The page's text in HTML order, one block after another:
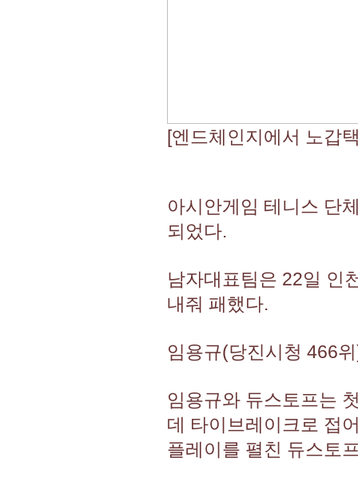
[엔드체인지에서 노갑
아시안게임 테니스 단
되었다.
남자대표팀은 22일 인
내줘 패했다.
임용규(당진시청 466
임용규와 듀스토프는
데 타이브레이크로 접
플레이를 펼친 듀스토